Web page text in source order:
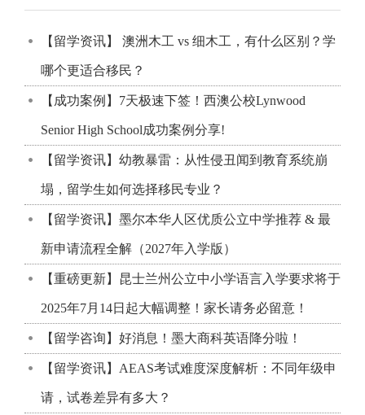
【留学资讯】 澳洲木工 vs 细木工，有什么区别？学
哪个更适合移民？
【成功案例】7天极速下签！西澳公校Lynwood
Senior High School成功案例分享!
【留学资讯】幼教暴雷：从性侵丑闻到教育系统崩
塌，留学生如何选择移民专业？
【留学资讯】墨尔本华人区优质公立中学推荐 & 最
新申请流程全解（2027年入学版）
【重磅更新】昆士兰州公立中小学语言入学要求将于
2025年7月14日起大幅调整！家长请务必留意！
【留学咨询】好消息！墨大商科英语降分啦！
【留学资讯】AEAS考试难度深度解析：不同年级申
请，试卷差异有多大？